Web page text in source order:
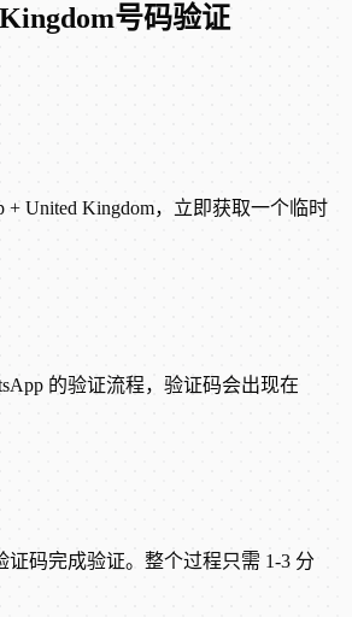
号码验证
+ United Kingdom，立即获取一个临时
的验证流程，验证码会出现在
证码完成验证。整个过程只需 1-3 分